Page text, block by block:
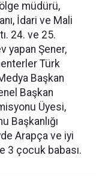
müdürü,
İdari ve Mali
24. ve 25.
yapan Şener,
Türk
Başkan
Başkan
Üyesi,
Başkanlığı
Arapça ve iyi
3 çocuk babası.